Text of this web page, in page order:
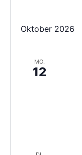
Oktober 2026
MO.
12